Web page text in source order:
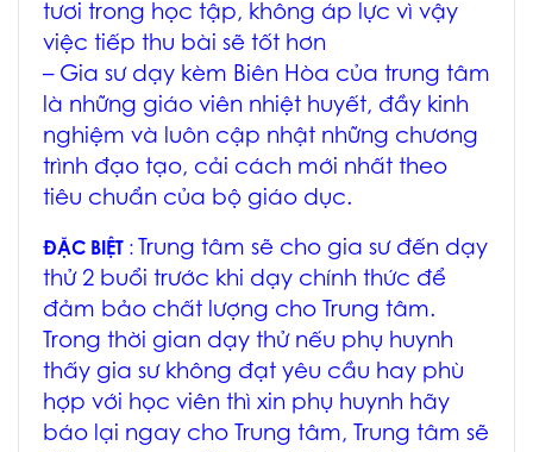
tươi trong học tập, không áp lực vì vậy
việc tiếp thu bài sẽ tốt hơn
– Gia sư dạy kèm Biên Hòa của trung tâm
là những giáo viên nhiệt huyết, đầy kinh
nghiệm và luôn cập nhật những chương
trình đạo tạo, cải cách mới nhất theo
tiêu chuẩn của bộ giáo dục.
ĐẶC BIỆT : Trung tâm sẽ cho gia sư đến dạy
thử 2 buổi trước khi dạy chính thức để
đảm bảo chất lượng cho Trung tâm.
Trong thời gian dạy thử nếu phụ huynh
thấy gia sư không đạt yêu cầu hay phù
hợp với học viên thì xin phụ huynh hãy
báo lại ngay cho Trung tâm, Trung tâm sẽ